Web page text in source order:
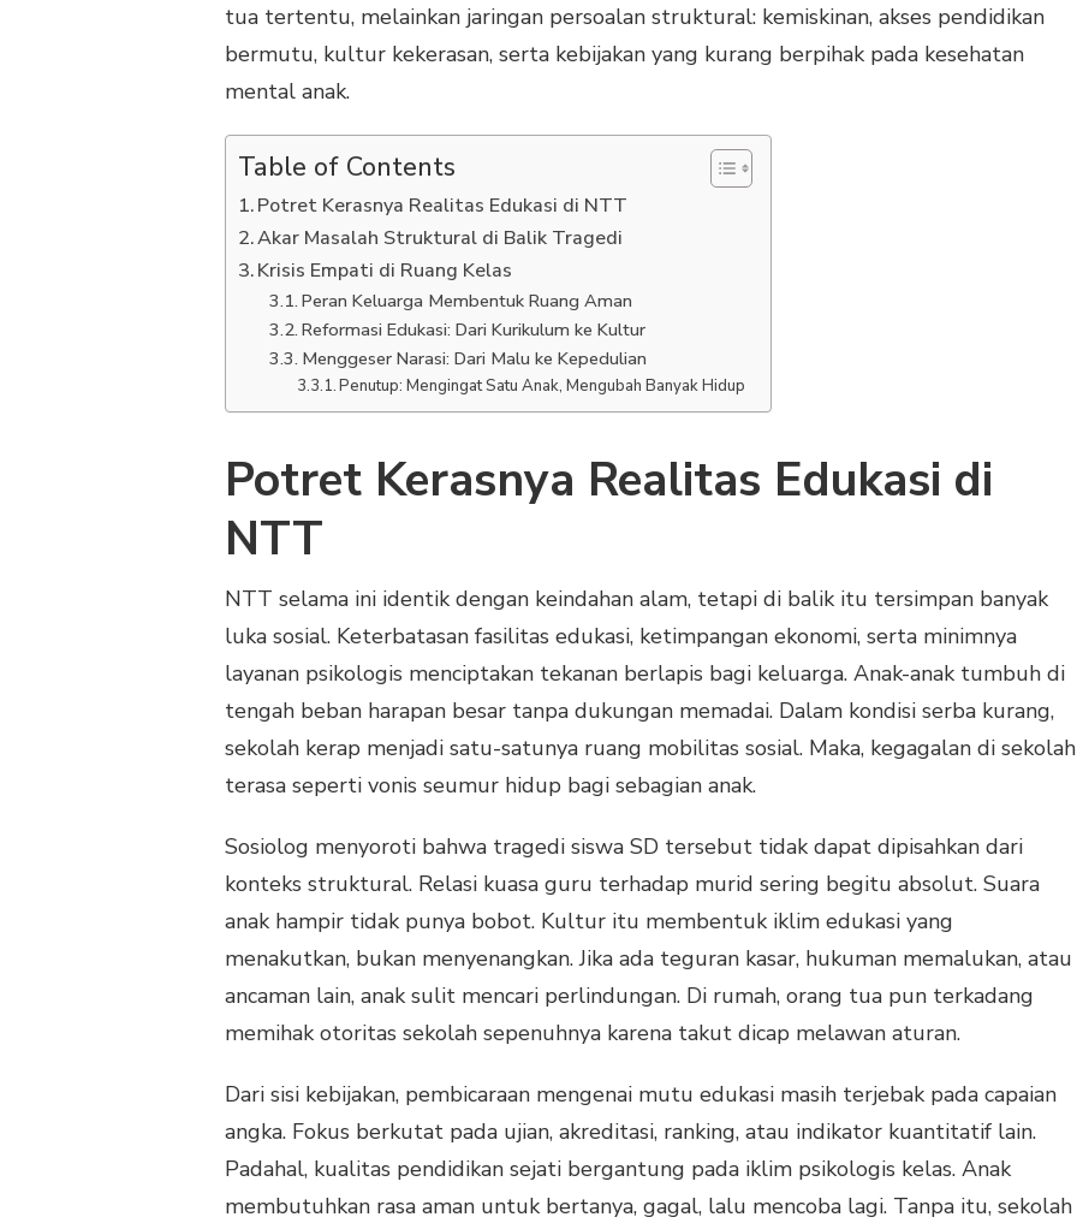
tua tertentu, melainkan jaringan persoalan struktural: kemiskinan, akses pendidikan
bermutu, kultur kekerasan, serta kebijakan yang kurang berpihak pada kesehatan
mental anak.
Table of Contents
Potret Kerasnya Realitas Edukasi di NTT
Akar Masalah Struktural di Balik Tragedi
Krisis Empati di Ruang Kelas
Peran Keluarga Membentuk Ruang Aman
Reformasi Edukasi: Dari Kurikulum ke Kultur
Menggeser Narasi: Dari Malu ke Kepedulian
Penutup: Mengingat Satu Anak, Mengubah Banyak Hidup
Potret Kerasnya Realitas Edukasi di
NTT
NTT selama ini identik dengan keindahan alam, tetapi di balik itu tersimpan banyak
luka sosial. Keterbatasan fasilitas edukasi, ketimpangan ekonomi, serta minimnya
layanan psikologis menciptakan tekanan berlapis bagi keluarga. Anak-anak tumbuh di
tengah beban harapan besar tanpa dukungan memadai. Dalam kondisi serba kurang,
sekolah kerap menjadi satu-satunya ruang mobilitas sosial. Maka, kegagalan di sekolah
terasa seperti vonis seumur hidup bagi sebagian anak.
Sosiolog menyoroti bahwa tragedi siswa SD tersebut tidak dapat dipisahkan dari
konteks struktural. Relasi kuasa guru terhadap murid sering begitu absolut. Suara
anak hampir tidak punya bobot. Kultur itu membentuk iklim edukasi yang
menakutkan, bukan menyenangkan. Jika ada teguran kasar, hukuman memalukan, atau
ancaman lain, anak sulit mencari perlindungan. Di rumah, orang tua pun terkadang
memihak otoritas sekolah sepenuhnya karena takut dicap melawan aturan.
Dari sisi kebijakan, pembicaraan mengenai mutu edukasi masih terjebak pada capaian
angka. Fokus berkutat pada ujian, akreditasi, ranking, atau indikator kuantitatif lain.
Padahal, kualitas pendidikan sejati bergantung pada iklim psikologis kelas. Anak
membutuhkan rasa aman untuk bertanya, gagal, lalu mencoba lagi. Tanpa itu, sekolah